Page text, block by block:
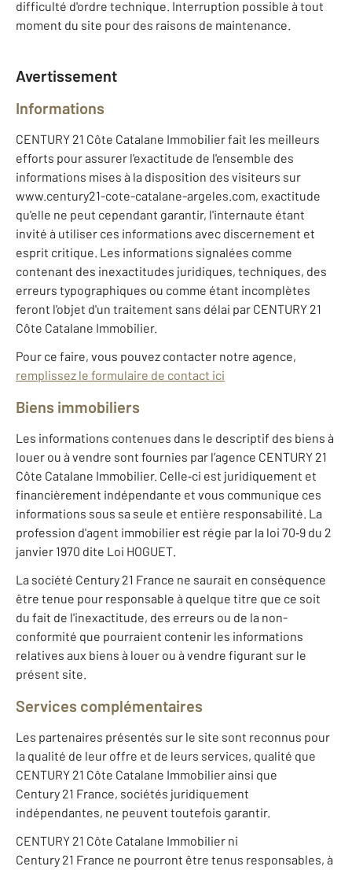
difficulté d'ordre technique. Interruption possible à tout
moment du site pour des raisons de maintenance.
Avertissement
Informations
CENTURY 21 Côte Catalane Immobilier fait les meilleurs
efforts pour assurer l'exactitude de l'ensemble des
informations mises à la disposition des visiteurs sur
www.century21-cote-catalane-argeles.com, exactitude
qu'elle ne peut cependant garantir, l'internaute étant
invité à utiliser ces informations avec discernement et
esprit critique. Les informations signalées comme
contenant des inexactitudes juridiques, techniques, des
erreurs typographiques ou comme étant incomplètes
feront l'objet d'un traitement sans délai par CENTURY 21
Côte Catalane Immobilier.
Pour ce faire, vous pouvez contacter notre agence,
remplissez le formulaire de contact ici
Biens immobiliers
Les informations contenues dans le descriptif des biens à
louer ou à vendre sont fournies par l’agence CENTURY 21
Côte Catalane Immobilier. Celle‐ci est juridiquement et
financièrement indépendante et vous communique ces
informations sous sa seule et entière responsabilité. La
profession d'agent immobilier est régie par la loi 70‐9 du 2
janvier 1970 dite Loi HOGUET.
La société Century 21 France ne saurait en conséquence
être tenue pour responsable à quelque titre que ce soit
du fait de l'inexactitude, des erreurs ou de la non-
conformité que pourraient contenir les informations
relatives aux biens à louer ou à vendre figurant sur le
présent site.
Services complémentaires
Les partenaires présentés sur le site sont reconnus pour
la qualité de leur offre et de leurs services, qualité que
CENTURY 21 Côte Catalane Immobilier ainsi que
Century 21 France, sociétés juridiquement
indépendantes, ne peuvent toutefois garantir.
CENTURY 21 Côte Catalane Immobilier ni
Century 21 France ne pourront être tenus responsables, à